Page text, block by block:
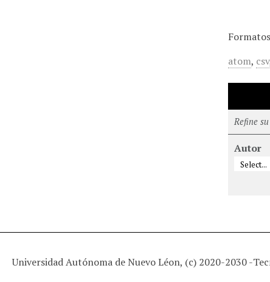
atom, csv
Refine
Autor
Universidad Autónoma de Nuevo Léon, (c) 2020-2030 -